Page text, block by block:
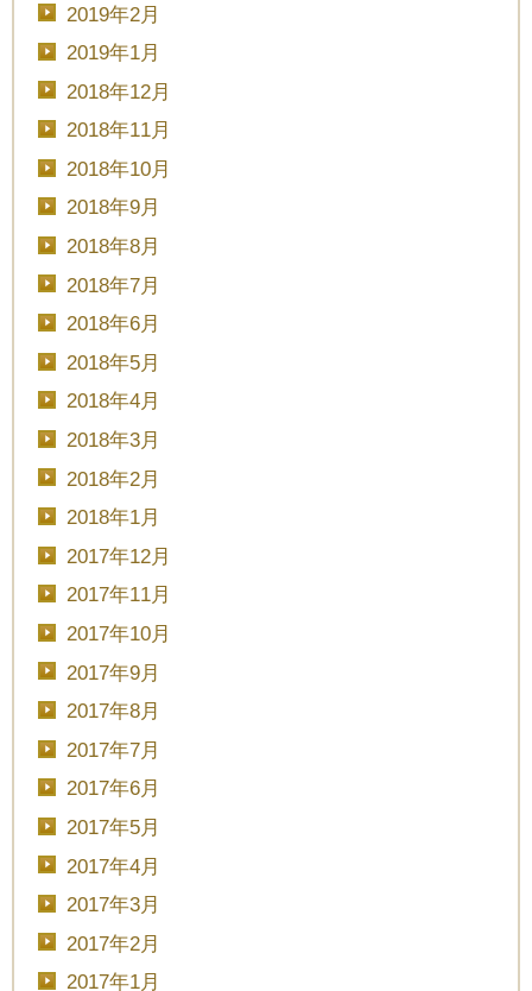
2019年2月
2019年1月
2018年12月
2018年11月
2018年10月
2018年9月
2018年8月
2018年7月
2018年6月
2018年5月
2018年4月
2018年3月
2018年2月
2018年1月
2017年12月
2017年11月
2017年10月
2017年9月
2017年8月
2017年7月
2017年6月
2017年5月
2017年4月
2017年3月
2017年2月
2017年1月